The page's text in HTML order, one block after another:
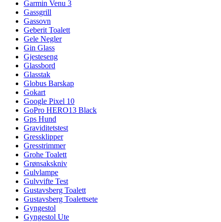
Garmin Venu 3
Gassgrill
Gassovn
Geberit Toalett
Gele Negler
Gin Glass
Gjesteseng
Glassbord
Glasstak
Globus Barskap
Gokart
Google Pixel 10
GoPro HERO13 Black
Gps Hund
Graviditetstest
Gressklipper
Gresstrimmer
Grohe Toalett
Grønsakskniv
Gulvlampe
Gulvvifte Test
Gustavsberg Toalett
Gustavsberg Toalettsete
Gyngestol
Gyngestol Ute